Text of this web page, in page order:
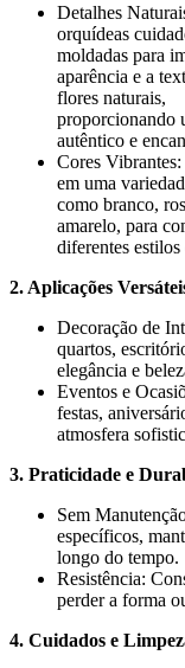
Detalhes
orquídeas
moldadas para
aparência e a
flores naturais,
proporcionando
autêntico e
Cores
em uma
como branco,
amarelo, para
diferentes
2. Aplicações
Decoração de
quartos,
elegância e
Eventos e
festas,
atmosfera
3. Praticidade e
Sem
específicos,
longo do tempo.
Resistência:
perder a forma
4. Cuidados e